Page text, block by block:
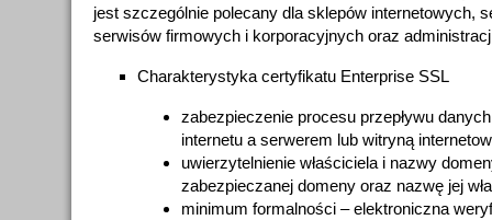
jest szczególnie polecany dla sklepów internetowych,
serwisów firmowych i korporacyjnych oraz
Charakterystyka certyfikatu Enterprise SSL
zabezpieczenie procesu przepływu
internetu a serwerem lub witryną
uwierzytelnienie właściciela i nazwy
zabezpieczanej domeny oraz nazwę jej
minimum formalności – elektroniczna